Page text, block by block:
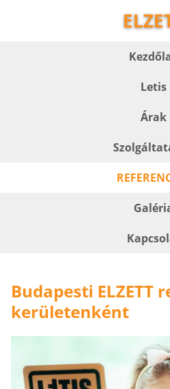
Letis
Árak
Budapesti ELZETT
kerületenként